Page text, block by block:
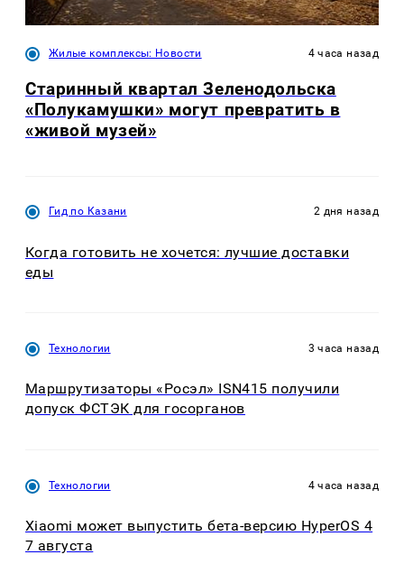
Жилые комплексы: Новости 4 часа назад
Старинный квартал Зеленодольска
«Полукамушки» могут превратить в
«живой музей»
Гид по Казани 2 дня назад
Когда готовить не хочется: лучшие доставки
еды
Технологии 3 часа назад
Маршрутизаторы «Росэл» ISN415 получили
допуск ФСТЭК для госорганов
Технологии 4 часа назад
Xiaomi может выпустить бета-версию HyperOS 4
7 августа